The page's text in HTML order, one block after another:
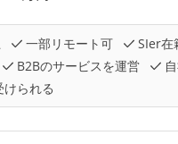
一部リモート可 SIer在
B2Bのサービスを運営
られる